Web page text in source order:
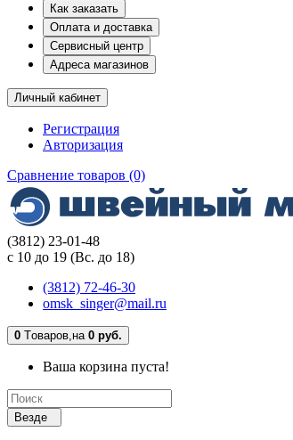
Как заказать
Оплата и доставка
Сервисный центр
Адреса магазинов
Личный кабинет
Регистрация
Авторизация
Сравнение товаров (0)
(3812) 23-01-48
с 10 до 19 (Вс. до 18)
(3812) 72-46-30
omsk_singer@mail.ru
0 Tоваров,на 0 руб.
Ваша корзина пуста!
Везде